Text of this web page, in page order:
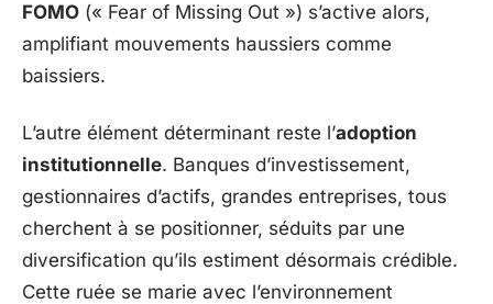
FOMO (« Fear of Missing Out ») s’active alors,
amplifiant mouvements haussiers comme
baissiers.
L’autre élément déterminant reste l’adoption
institutionnelle. Banques d’investissement,
gestionnaires d’actifs, grandes entreprises, tous
cherchent à se positionner, séduits par une
diversification qu’ils estiment désormais crédible.
Cette ruée se marie avec l’environnement